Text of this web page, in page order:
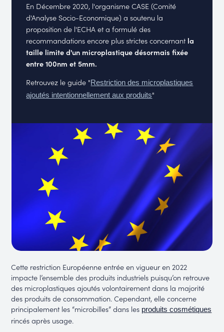
En Décembre 2020, l'organisme CASE (Comité
d'Analyse Socio-Economique) a soutenu la
proposition de l'ECHA et a formulé des
recommandations encore plus strictes concernant la
taille limite d'un microplastique désormais fixée
entre 100nm et 5mm.
Retrouvez le guide "Restriction des microplastiques
ajoutés intentionnellement aux produits"
Cette restriction Européenne entrée en vigueur en 2022
impacte l’ensemble des produits industriels puisqu’on retrouve
des microplastiques ajoutés volontairement dans la majorité
des produits de consommation. Cependant, elle concerne
principalement les “microbilles” dans les produits cosmétiques
rincés après usage.